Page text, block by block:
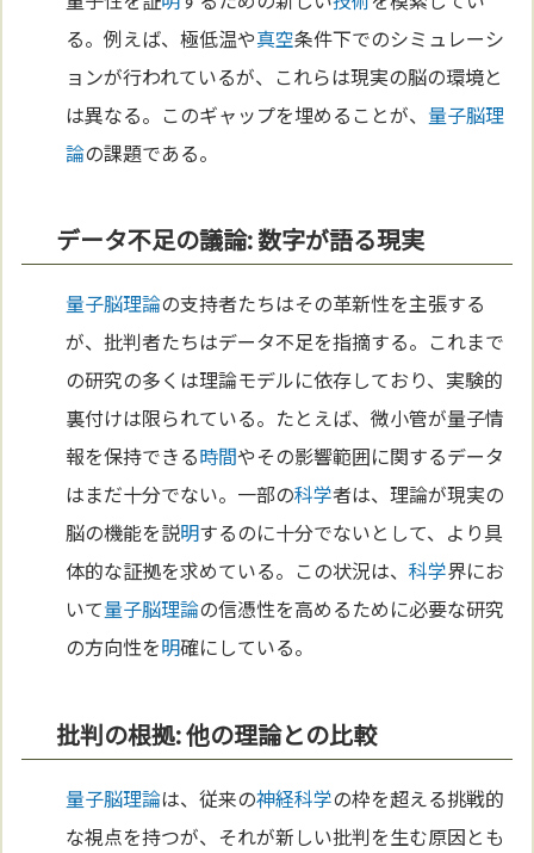
る。例えば、極低温や真空条件下でのシミュレーシ
ョンが行われているが、これらは現実の脳の環境と
は異なる。このギャップを埋めることが、 量子脳理
論の課題である。
データ不足の議論: 数字が語る現実
量子脳理論の支持者たちはその革新性を主張する
が、批判者たちはデータ不足を指摘する。これまで
の研究の多くは理論モデルに依存しており、実験的
裏付けは限られている。たとえば、微小管が量子情
報を保持できる時間やその影響範囲に関するデータ
はまだ十分でない。一部の科学者は、理論が現実の
脳の機能を説明するのに十分でないとして、より具
体的な証拠を求めている。この状況は、科学界にお
いて量子脳理論の信憑性を高めるために必要な研究
の方向性を明確にしている。
批判の根拠: 他の理論との比較
量子脳理論は、従来の神経科学の枠を超える挑戦的
な視点を持つが、それが新しい批判を生む原因とも